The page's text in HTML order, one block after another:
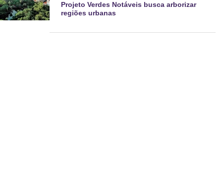
Projeto Verdes Notáveis busca arborizar
regiões urbanas